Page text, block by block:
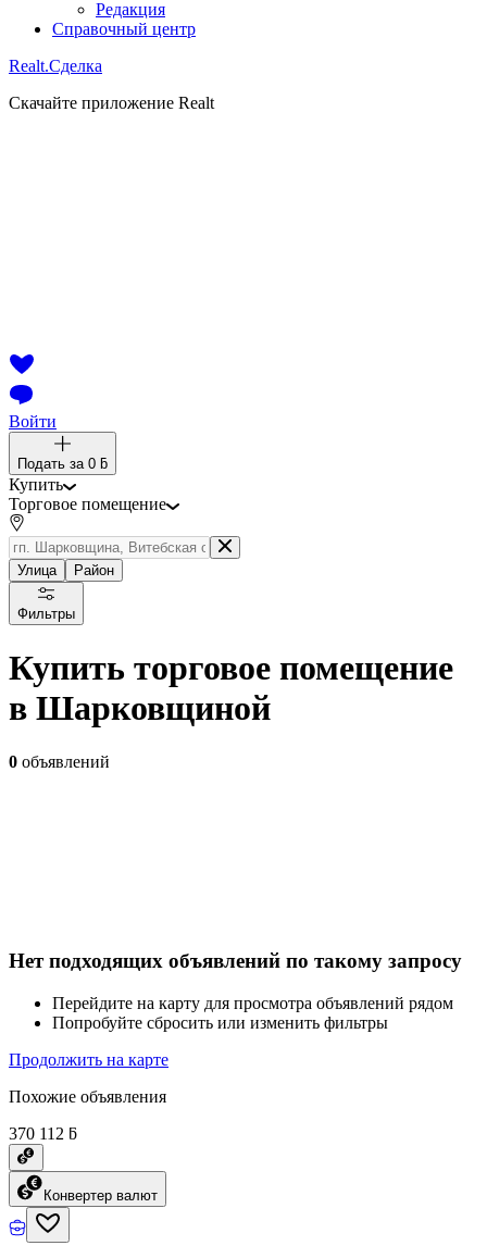
Редакция
Справочный центр
Realt.Сделка
Скачайте приложение Realt
Войти
Подать за 0 ƃ
Купить
Торговое помещение
Улица Район
Фильтры
Купить торговое помещение
в Шарковщиной
0 объявлений
Нет подходящих объявлений по такому запросу
Перейдите на карту для просмотра объявлений рядом
Попробуйте сбросить или изменить фильтры
Продолжить на карте
Похожие объявления
370 112 ƃ
Конвертер валют